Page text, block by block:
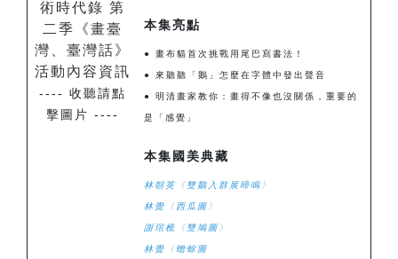
---- 收聽請點
擊圖片 ----
本集亮點
● 畫布貓首次挑戰用尾巴寫書法！
● 來聽聽「鵝」怎麼在字體中發出聲音
● 明清畫家教你：畫得不像也沒關係，重要的
是「感覺」
本集國美典藏
林朝英〈雙鵝入群展啼鳴〉
林覺〈西瓜圖〉
謝琯樵〈雙鳩圖〉
林覺〈蟾蜍圖